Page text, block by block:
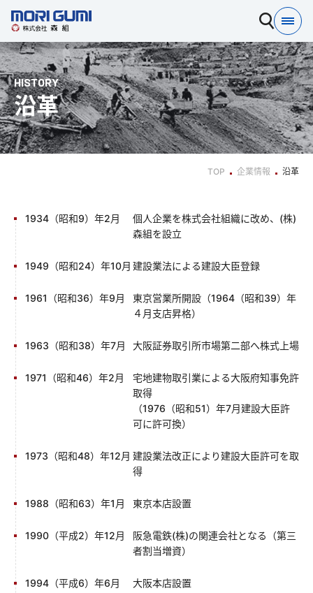
HISTORY
沿革
TOP 企業情報 沿革
1934（昭和9）年2月
個人企業を株式会社組織に改め、(株)
森組を設立
1949（昭和24）年10月 建設業法による建設大臣登録
1961（昭和36）年9月
東京営業所開設（1964（昭和39）年
４月支店昇格）
1963（昭和38）年7月 大阪証券取引所市場第二部へ株式上場
1971（昭和46）年2月
宅地建物取引業による大阪府知事免許
取得
（1976（昭和51）年7月建設大臣許
可に許可換）
1973（昭和48）年12月 建設業法改正により建設大臣許可を取
得
1988（昭和63）年1月 東京本店設置
1990（平成2）年12月
阪急電鉄(株)の関連会社となる（第三
者割当増資）
1994（平成6）年6月 大阪本店設置